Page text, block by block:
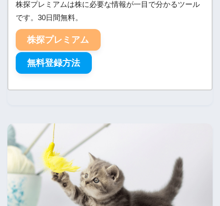
株探プレミアムは株に必要な情報が一目で分かるツール
です。30日間無料。
株探プレミアム
無料登録方法